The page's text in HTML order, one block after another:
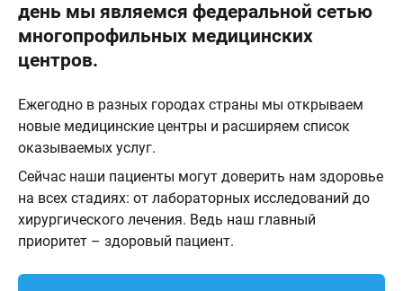
день мы являемся федеральной сетью
многопрофильных медицинских
центров.
Ежегодно в разных городах страны мы открываем
новые медицинские центры и расширяем список
оказываемых услуг.
Сейчас наши пациенты могут доверить нам здоровье
на всех стадиях: от лабораторных исследований до
хирургического лечения. Ведь наш главный
приоритет – здоровый пациент.